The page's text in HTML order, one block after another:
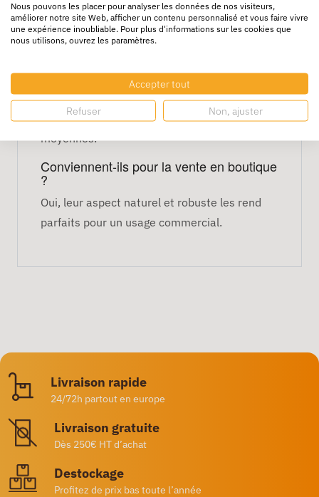
Poignée : plate
Quantité : 250 sacs
Matériau : papier kraft solide
FAQ
Peuvent-ils contenir des produits lourds ?
Oui, ils supportent des charges légères à
moyennes.
Conviennent-ils pour la vente en boutique
?
Oui, leur aspect naturel et robuste les rend
parfaits pour un usage commercial.
Livraison rapide
24/72h partout en europe
Livraison gratuite
Dès 250€ HT d’achat
Destockage
Profitez de prix bas toute l’année
Nous pouvons les placer pour analyser les données de nos visiteurs,
améliorer notre site Web, afficher un contenu personnalisé et vous faire vivre
une expérience inoubliable. Pour plus d'informations sur les cookies que
nous utilisons, ouvrez les paramètres.
Accepter tout
Refuser Non, ajuster